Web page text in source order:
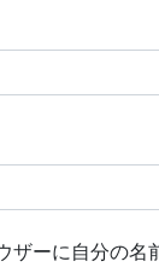
ーに自分の名